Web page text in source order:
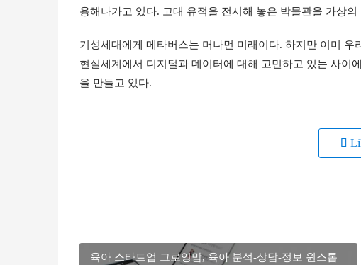
용해나가고 있다. 고대 유적을 전시해 놓은 박물관을 가상
기성세대에게 메타버스는 머나먼 미래이다. 하지만 이미
현실세계에서 디지털과 데이터에 대해 고민하고 있는 사이
을 만들고 있다.
육아 스타트업 그로잉맘, 육아 분석-상담-정보 원스톱